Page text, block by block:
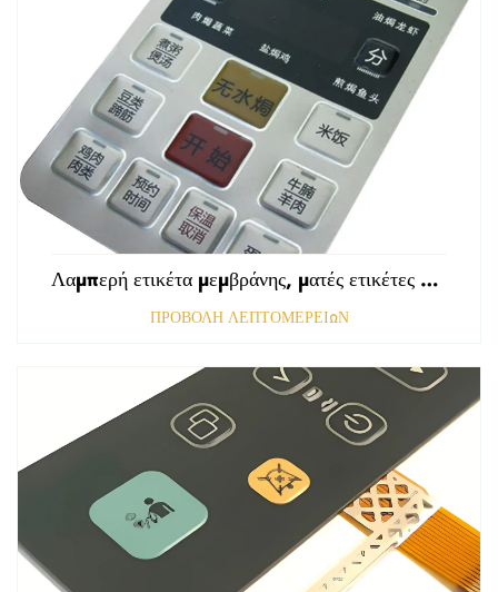
Λαμπερή ετικέτα μεμβράνης, ματές ετικέτες εμπρόσθιου πίνακα ελέγχου, ανάγλυφες ετικέτες πολυκαρβονικού, γραφικές επικαλύψεις
ΠΡΟΒΟΛΗ ΛΕΠΤΟΜΕΡΕΙΩΝ